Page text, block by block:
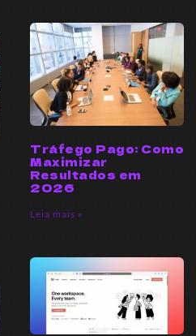
Tráfego Pago: Como
Maximizar
Resultados em
2026
Leia mais »